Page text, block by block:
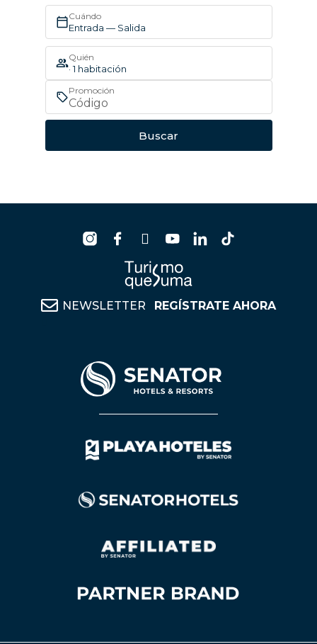
Cuándo
Entrada — Salida
Quién
· 1 habitación
Promoción
Buscar
NEWSLETTER REGÍSTRATE AHORA